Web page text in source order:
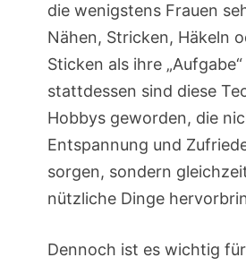
die wenigstens Frauen
Nähen, Stricken, Häkeln
Sticken als ihre „Aufgabe“
stattdessen sind diese
Hobbys geworden, die
Entspannung und
sorgen, sondern
nützliche Dinge
Dennoch ist es wichtig